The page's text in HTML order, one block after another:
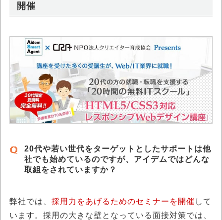
開催
20代や若い世代をターゲットとしたサポートは他
社でも始めているのですが、アイデムではどんな
取組をされていますか？
弊社では、 採用力をあげるためのセミナーを開催 して
います。採用の大きな壁となっている面接対策では、